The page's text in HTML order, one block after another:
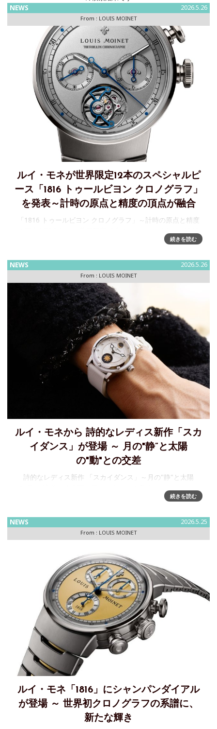
NEWS 2026.5.26
From : LOUIS MOINET
ルイ・モネが世界限定12本のスペシャルピ
ース「1816 トゥールビヨン クロノグラフ」
を発表～計時の原点と精度の頂点が融合
「1816 トゥールビヨン クロノグラフ」～計時の原点と精度
年、時計師ルイ・モネは世界で初めて「時間を計測するため
代、精度の
続きを読む
NEWS 2026.5.26
From : LOUIS MOINET
ルイ・モネから 詩的なレディス新作「スカ
イダンス」が登場 ～ 月の"静”と太陽
の"動"との交差
詩的なレディス新作 「スカイダンス」～月の"静"と太陽
レディス新作スカイダンスを発表いたします。12時位置には
続きを読む
NEWS 2026.5.25
From : LOUIS MOINET
ルイ・モネ「1816」にシャンパンダイアル
が登場 ～ 世界初クロノグラフの系譜に、
新たな輝き